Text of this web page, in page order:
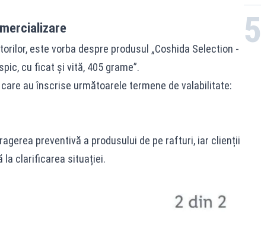
este vorba despre produsul „Coshida Selection -
cu ficat și vită, 405 grame”.
au înscrise următoarele termene de valabilitate:
preventivă a produsului de pe rafturi, iar clienții
la clarificarea situației.
5